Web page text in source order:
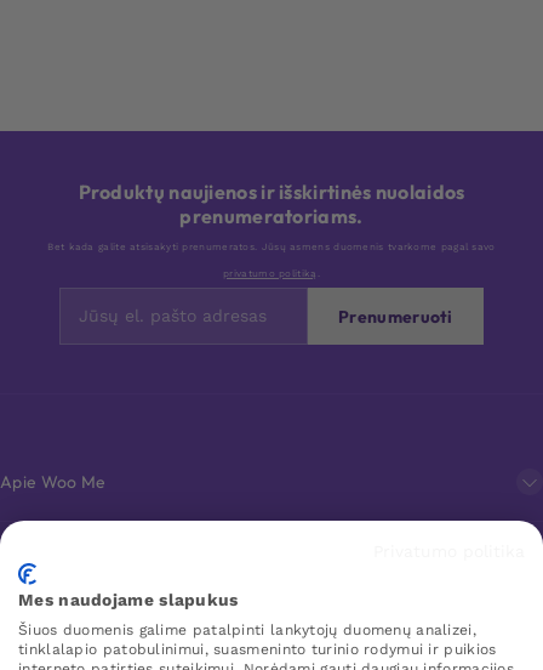
Produktų naujienos ir išskirtinės nuolaidos
prenumeratoriams.
Bet kada galite atsisakyti prenumeratos. Jūsų asmens duomenis tvarkome pagal savo
privatumo politiką .
Prenumeruoti
Apie Woo Me
Klientų aptarnavimas
Mėgstamiausi
Mes naudojame slapukus
Šiuos duomenis galime patalpinti lankytojų duomenų analizei,
tinklalapio patobulinimui, suasmeninto turinio rodymui ir puikios